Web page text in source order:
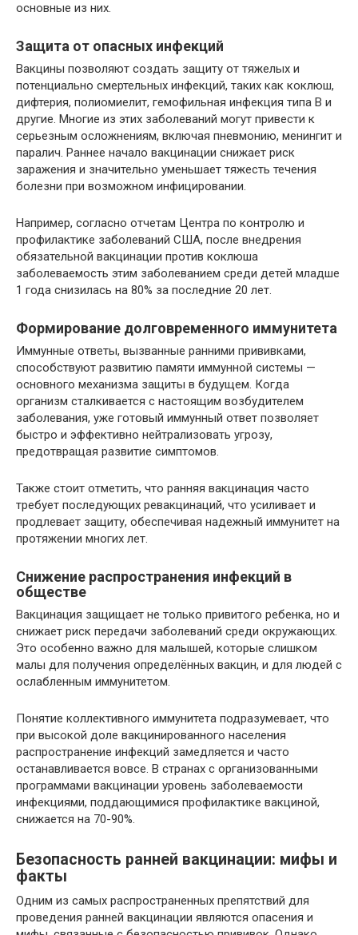
основные из них.
Защита от опасных инфекций
Вакцины позволяют создать защиту от тяжелых и
потенциально смертельных инфекций, таких как коклюш,
дифтерия, полиомиелит, гемофильная инфекция типа B и
другие. Многие из этих заболеваний могут привести к
серьезным осложнениям, включая пневмонию, менингит и
паралич. Раннее начало вакцинации снижает риск
заражения и значительно уменьшает тяжесть течения
болезни при возможном инфицировании.
Например, согласно отчетам Центра по контролю и
профилактике заболеваний США, после внедрения
обязательной вакцинации против коклюша
заболеваемость этим заболеванием среди детей младше
1 года снизилась на 80% за последние 20 лет.
Формирование долговременного иммунитета
Иммунные ответы, вызванные ранними прививками,
способствуют развитию памяти иммунной системы —
основного механизма защиты в будущем. Когда
организм сталкивается с настоящим возбудителем
заболевания, уже готовый иммунный ответ позволяет
быстро и эффективно нейтрализовать угрозу,
предотвращая развитие симптомов.
Также стоит отметить, что ранняя вакцинация часто
требует последующих ревакцинаций, что усиливает и
продлевает защиту, обеспечивая надежный иммунитет на
протяжении многих лет.
Снижение распространения инфекций в
обществе
Вакцинация защищает не только привитого ребенка, но и
снижает риск передачи заболеваний среди окружающих.
Это особенно важно для малышей, которые слишком
малы для получения определённых вакцин, и для людей с
ослабленным иммунитетом.
Понятие коллективного иммунитета подразумевает, что
при высокой доле вакцинированного населения
распространение инфекций замедляется и часто
останавливается вовсе. В странах с организованными
программами вакцинации уровень заболеваемости
инфекциями, поддающимися профилактике вакциной,
снижается на 70-90%.
Безопасность ранней вакцинации: мифы и
факты
Одним из самых распространенных препятствий для
проведения ранней вакцинации являются опасения и